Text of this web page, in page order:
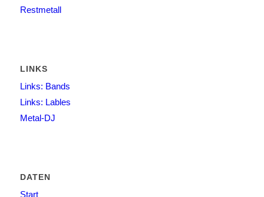
Restmetall
LINKS
Links: Bands
Links: Lables
Metal-DJ
DATEN
Start